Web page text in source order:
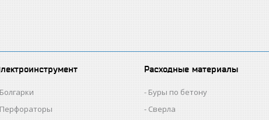
Болгарки
Перфораторы
Расходные материалы
Буры по бетону
Сверла